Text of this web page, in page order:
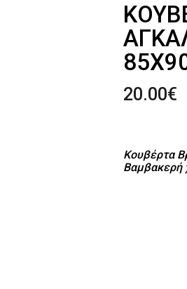
20.00€
Κουβέρτα
Βαμβακερή